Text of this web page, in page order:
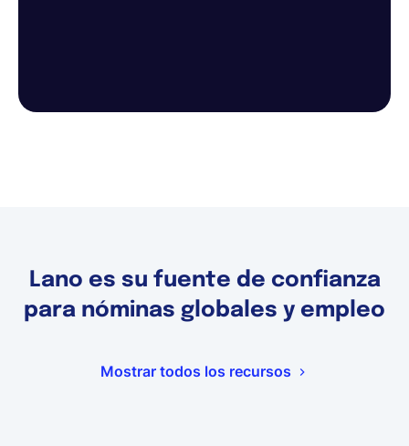
Lano es su fuente de confianza
para nóminas globales y empleo
Mostrar todos los recursos